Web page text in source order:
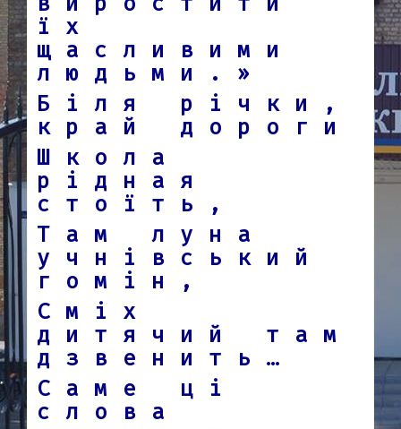
їх
щасливими
людьми.»
Біля річки,
край дороги
Школа
рідная
стоїть,
Там луна
учнівський
гомін,
Сміх
дитячий там
дзвенить…
Саме ці
слова